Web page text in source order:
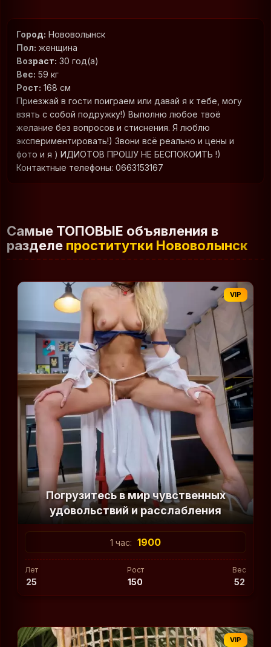
Город: Нововолынск
Пол: женщина
Возраст: 30 год(а)
Вес: 59 кг
Рост: 168 см
Приезжай в гости поиграем или давай я к тебе, могу
взять с собой подружку!) Выполню любое твоё
желание без вопросов и стиснения. Я люблю
экспериментировать!) Звони всё реально и цены и
фото и я ) ИДИОТОВ ПРОШУ НЕ БЕСПОКОИТЬ !)
Контактные телефоны: 0663153167
Самые ТОПОВЫЕ объявления в
разделе проститутки Нововолынск
VIP
Погрузитесь в мир чувственных
удовольствий и расслабления
1 час: 1900
Лет
25
Рост
150
Вес
52
VIP